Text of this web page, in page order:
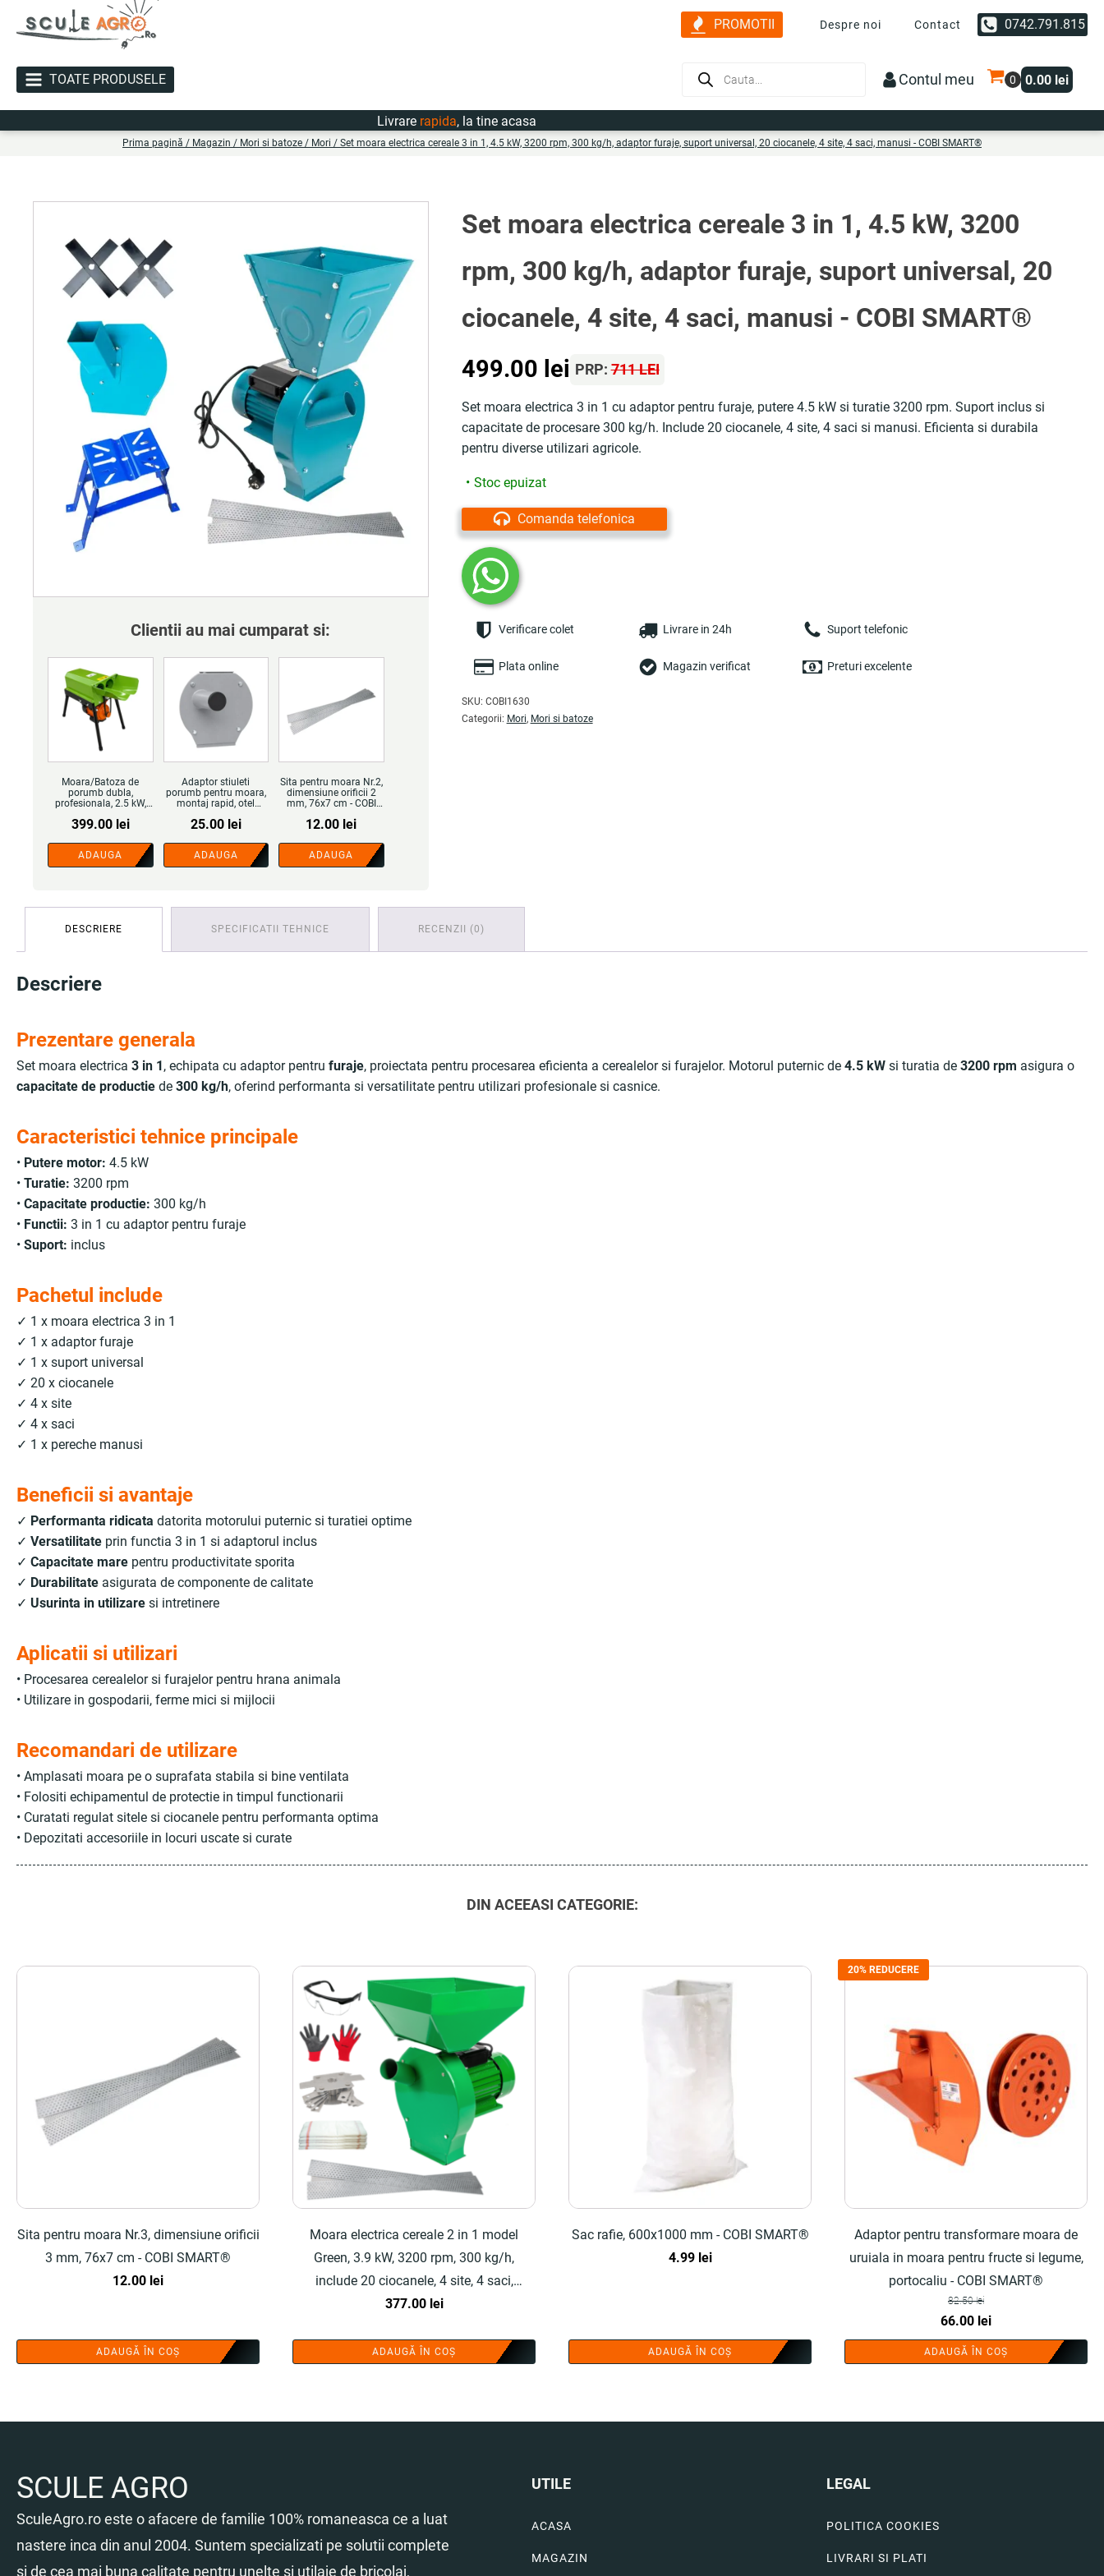
PROMOTII Despre noi Contact 0742.791.815
TOATE PRODUSELE
Products
Contul meu 0.00 lei
Livrarerapida, la tine acasa
Prima pagină / Magazin / Mori si batoze / Mori / Set moara electrica cereale 3 in 1, 4.5 kW, 3200 rpm, 300 kg/h, adaptor furaje, suport universal, 20 ciocanele, 4 site, 4 saci, manusi - COBI SMART®
Clientii au mai cumparat si:
Moara/Batoza de
porumb dubla,
profesionala, 2.5 kW,
COBI SMART®
399.00 lei
ADAUGA
Adaptor stiuleti
porumb pentru moara,
montaj rapid, otel
SMART®
25.00 lei
ADAUGA
Sita pentru moara Nr.2,
dimensiune orificii 2
mm, 76x7 cm - COBI
12.00 lei
ADAUGA
Set moara electrica cereale 3 in 1, 4.5 kW, 3200
rpm, 300 kg/h, adaptor furaje, suport universal, 20
ciocanele, 4 site, 4 saci, manusi - COBI SMART®
499.00 lei PRP:711 LEI
Set moara electrica 3 in 1 cu adaptor pentru furaje, putere 4.5 kW si turatie 3200 rpm. Suport inclus si
capacitate de procesare 300 kg/h. Include 20 ciocanele, 4 site, 4 saci si manusi. Eficienta si durabila
pentru diverse utilizari agricole.
Stoc epuizat
Comanda telefonica
Verificare colet Livrare in 24h Suport telefonic
Plata online Magazin verificat Preturi excelente
SKU: COBI1630
Categorii: Mori, Mori si batoze
DESCRIERE SPECIFICATII TEHNICE RECENZII (0)
Descriere
Prezentare generala
Set moara electrica 3 in 1, echipata cu adaptor pentru furaje, proiectata pentru procesarea eficienta a cerealelor si furajelor. Motorul puternic de 4.5 kW si turatia de 3200 rpm asigura o
capacitate de productie de 300 kg/h, oferind performanta si versatilitate pentru utilizari profesionale si casnice.
Caracteristici tehnice principale
• Putere motor: 4.5 kW
• Turatie: 3200 rpm
• Capacitate productie: 300 kg/h
• Functii: 3 in 1 cu adaptor pentru furaje
• Suport: inclus
Pachetul include
✓ 1 x moara electrica 3 in 1
✓ 1 x adaptor furaje
✓ 1 x suport universal
✓ 20 x ciocanele
✓ 4 x site
✓ 4 x saci
✓ 1 x pereche manusi
Beneficii si avantaje
✓ Performanta ridicata datorita motorului puternic si turatiei optime
✓ Versatilitate prin functia 3 in 1 si adaptorul inclus
✓ Capacitate mare pentru productivitate sporita
✓ Durabilitate asigurata de componente de calitate
✓ Usurinta in utilizare si intretinere
Aplicatii si utilizari
• Procesarea cerealelor si furajelor pentru hrana animala
• Utilizare in gospodarii, ferme mici si mijlocii
Recomandari de utilizare
• Amplasati moara pe o suprafata stabila si bine ventilata
• Folositi echipamentul de protectie in timpul functionarii
• Curatati regulat sitele si ciocanele pentru performanta optima
• Depozitati accesoriile in locuri uscate si curate
DIN ACEEASI CATEGORIE:
Sita pentru moara Nr.3, dimensiune orificii
3 mm, 76x7 cm - COBI SMART®
12.00 lei
ADAUGĂ ÎN COȘ
Moara electrica cereale 2 in 1 model
Green, 3.9 kW, 3200 rpm, 300 kg/h,
include 20 ciocanele, 4 site, 4 saci,
manusi, ochelari de protectie - COBI
377.00 lei
ADAUGĂ ÎN COȘ
Sac rafie, 600x1000 mm - COBI SMART®
4.99 lei
ADAUGĂ ÎN COȘ
20% REDUCERE
Adaptor pentru transformare moara de
uruiala in moara pentru fructe si legume,
portocaliu - COBI SMART®
82.50lei
Prețul
inițial
a
66.00 leiPrețul
curent
este:
ADAUGĂ ÎN COȘ
SCULE AGRO
SculeAgro.ro este o afacere de familie 100% romaneasca ce a luat
nastere inca din anul 2004. Suntem specializati pe solutii complete
si de cea mai buna calitate pentru unelte si utilaje de bricolaj,
UTILE
ACASA
MAGAZIN
LEGAL
POLITICA COOKIES
LIVRARI SI PLATI